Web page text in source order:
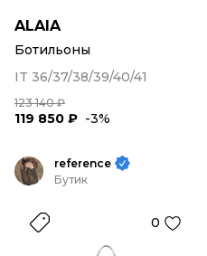
ALAIA
Ботильоны
IT 36/37/38/39/40/41
123 140 ₽
119 850 ₽ -3%
reference
Бутик
0